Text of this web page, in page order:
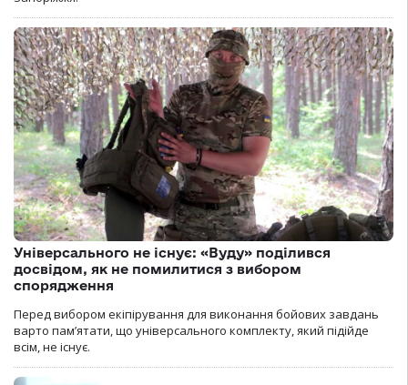
Універсального не існує: «Вуду» поділився
досвідом, як не помилитися з вибором
спорядження
Перед вибором екіпірування для виконання бойових завдань
варто пам’ятати, що універсального комплекту, який підійде
всім, не існує.